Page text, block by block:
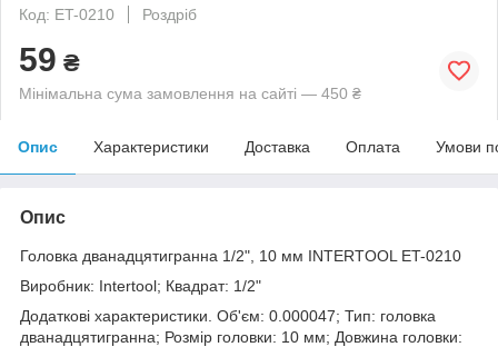
Код: ET-0210
Роздріб
59 ₴
Мінімальна сума замовлення на сайті — 450 ₴
Опис Характеристики Доставка Оплата Умови
Опис
Головка дванадцятигранна 1/2", 10 мм INTERTOOL ET-0210
Виробник: Intertool; Квадрат: 1/2"
Додаткові характеристики. Об'єм: 0.000047; Тип: головка
дванадцятигранна; Розмір головки: 10 мм; Довжина головки: